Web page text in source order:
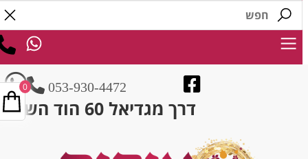
053-930-4472
דרך מגדיאל 60 הוד השרון
0